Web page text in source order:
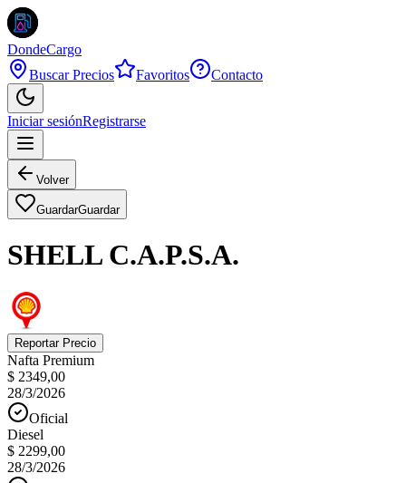
DondeCargo
Buscar Precios
Favoritos Contacto
Iniciar sesiónRegistrarse
Volver
GuardarGuardar
SHELL C.A.P.S.A.
Reportar Precio
Nafta Premium
$ 2349,00
28/3/2026
Oficial
Diesel
$ 2299,00
28/3/2026